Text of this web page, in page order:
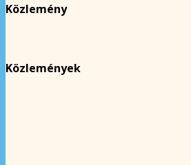
Közlemény
Közlemények